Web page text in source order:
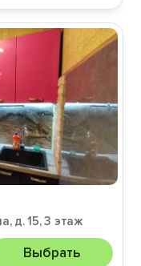
д. 15, 3 этаж
Выбрать